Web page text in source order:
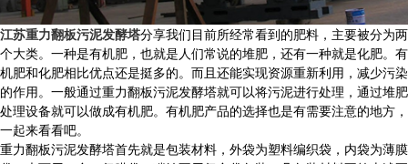
江苏重力翻板污泥发酵塔分享我们目前所经常看到的肥料，主要被分为两
个大类。一种是有机肥，也就是人们常说的堆肥，还有一种就是化肥。有
机肥和化肥相比优点还是挺多的。而且还能实现资源重新利用，减少污染
的作用。一般通过重力翻板污泥发酵塔就可以将污泥进行处理，通过堆肥
处理设备就可以做成有机肥。有机肥产品的选择也是有需要注意的地方，
一起来看看吧。
重力翻板污泥发酵塔首先就是包装材料，外袋为塑料编织袋，内袋为薄膜